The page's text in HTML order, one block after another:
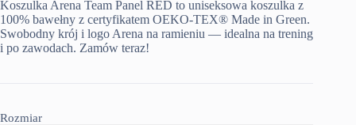
Koszulka Arena Team Panel RED to uniseksowa koszulka z
100% bawełny z certyfikatem OEKO-TEX® Made in Green.
Swobodny krój i logo Arena na ramieniu — idealna na trening
i po zawodach. Zamów teraz!
Rozmiar